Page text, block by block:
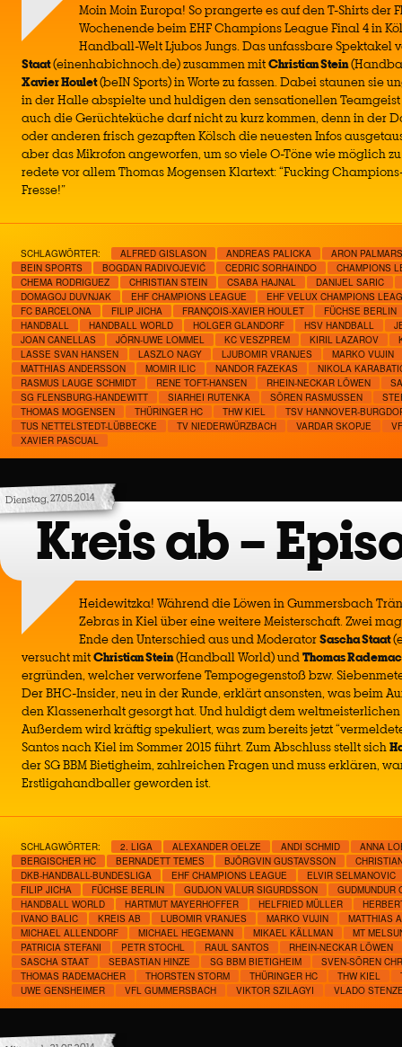
Moin Moin Europa! So prangerte es auf den T-Shirts der
Wochenende beim EHF Champions League Final 4 in
Handball-Welt Ljubos Jungs. Das unfassbare Spektakel
Staat(einenhabichnoch.de) zusammen mitChristian Stein
Xavier Houlet(beIN Sports) in Worte zu fassen. Dabei staunen sie
in der Halle abspielte und huldigen den sensationellen
auch die Gerüchteküche darf nicht zu kurz kommen, denn in der
oder anderen frisch gezapften Kölsch die neuesten Infos
aber das Mikrofon angeworfen, um so viele O-Töne wie möglich
redete vor allem Thomas Mogensen Klartext: “Fucking
Fresse!”
SCHLAGWÖRTER: ALFRED GISLASON ANDREAS PALICKA
ARON
BEIN SPORTS
BOGDAN RADIVOJEVIĆ CEDRIC SORHAINDO
CHAMPIONS
CHEMA RODRIGUEZ
CHRISTIAN STEIN CSABA HAJNAL
DANIJEL SARIC
DOMAGOJ DUVNJAK
EHF CHAMPIONS LEAGUE
EHF VELUX CHAMPIONS
FC BARCELONA
FILIP JICHA FRANÇOIS-XAVIER HOULET
FÜCHSE BERLIN
HANDBALL
HANDBALL WORLD HOLGER GLANDORF HSV HANDBALL
JOAN CANELLAS
JÖRN-UWE LOMMEL KC VESZPREM KIRIL LAZAROV
LASSE SVAN HANSEN
LASZLO NAGY LJUBOMIR VRANJES
MARKO VUJIN
MATTHIAS ANDERSSON
MOMIR ILIC NANDOR FAZEKAS
NIKOLA
RASMUS LAUGE SCHMIDT
RENE TOFT-HANSEN RHEIN-NECKAR LÖWEN
SG FLENSBURG-HANDEWITT
SIARHEI RUTENKA SÖREN RASMUSSEN
THOMAS MOGENSEN
THÜRINGER HC THW KIEL
TSV HANNOVER-
TUS NETTELSTEDT-LÜBBECKE
TV NIEDERWÜRZBACH VARDAR SKOPJE
XAVIER PASCUAL
Dienstag, 27.05.2014
Kreis ab –
Heidewitzka! Während die Löwen in Gummersbach
Zebras in Kiel über eine weitere Meisterschaft. Zwei
Ende den Unterschied aus und ModeratorSascha Staat
versucht mitChristian Stein(Handball World) undThomas
ergründen, welcher verworfene Tempogegenstoß bzw.
Der BHC-Insider, neu in der Runde, erklärt ansonsten, was beim
den Klassenerhalt gesorgt hat. Und huldigt dem
Außerdem wird kräftig spekuliert, was zum bereits jetzt
Santos nach Kiel im Sommer 2015 führt. Zum Abschluss stellt sich
der SG BBM Bietigheim, zahlreichen Fragen und muss erklären,
Erstligahandballer geworden ist.
SCHLAGWÖRTER: 2. LIGA ALEXANDER OELZE ANDI SCHMID
ANNA
BERGISCHER HC
BERNADETT TEMES BJÖRGVIN GUSTAVSSON
DKB-HANDBALL-BUNDESLIGA
EHF CHAMPIONS LEAGUE
ELVIR SELMANOVIC
FILIP JICHA
FÜCHSE BERLIN GUDJON VALUR SIGURDSSON
GUDMUNDUR
HANDBALL WORLD
HARTMUT MAYERHOFFER HELFRIED MÜLLER
IVANO BALIC
KREIS AB LUBOMIR VRANJES MARKO VUJIN
MATTHIAS
MICHAEL ALLENDORF
MICHAEL HEGEMANN MIKAEL KÄLLMAN
MT
PATRICIA STEFANI
PETR STOCHL RAUL SANTOS
RHEIN-NECKAR LÖWEN
SASCHA STAAT
SEBASTIAN HINZE SG BBM BIETIGHEIM
SVEN-SÖREN
THOMAS RADEMACHER
THORSTEN STORM THÜRINGER HC THW KIEL
UWE GENSHEIMER
VFL GUMMERSBACH VIKTOR SZILAGYI VLADO